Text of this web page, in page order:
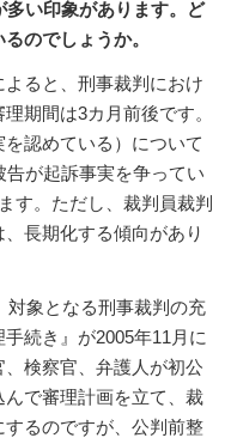
い印象があります。ど
のでしょうか。
ると、刑事裁判におけ
期間は3カ月前後です。
認めている）について
が起訴事実を争ってい
す。ただし、裁判員裁判
長期化する傾向があり
対象となる刑事裁判の充
続き』が2005年11月に
検察官、弁護人が初公
で審理計画を立て、裁
るのですが、公判前整